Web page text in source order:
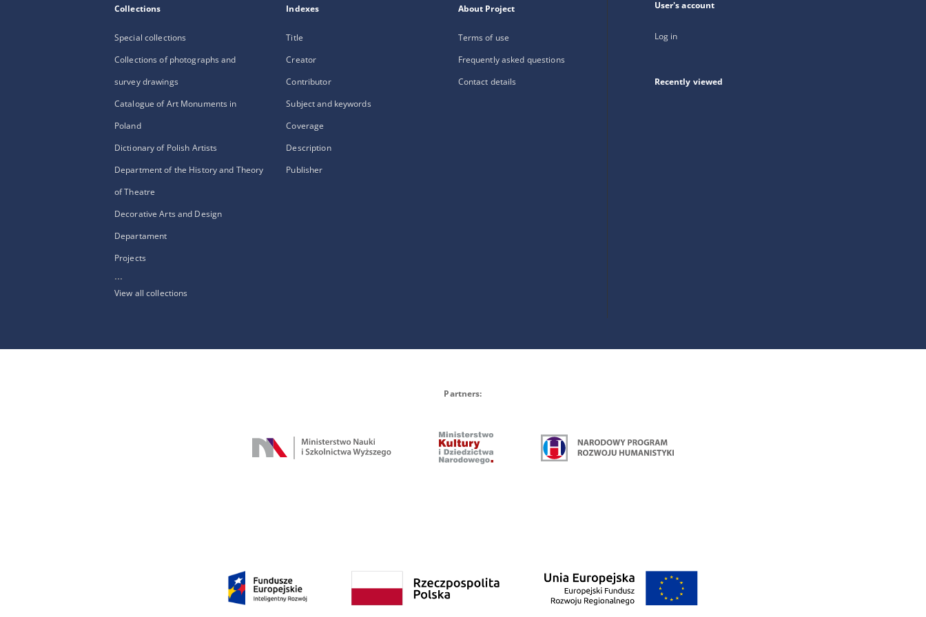
Collections
Special collections
Collections of photographs and
survey drawings
Catalogue of Art Monuments in
Poland
Dictionary of Polish Artists
Department of the History and Theory
of Theatre
Decorative Arts and Design
Departament
Projects
...
View all collections
Indexes
Title
Creator
Contributor
Subject and keywords
Coverage
Description
Publisher
About Project
Terms of use
Frequently asked questions
Contact details
User's account
Log in
Recently viewed
Partners: